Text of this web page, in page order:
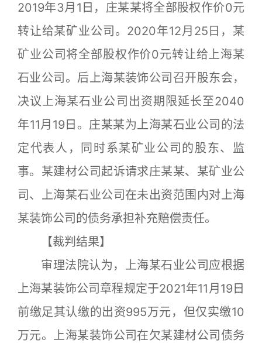
2019年3月1日，庄某某将全部股权作价0元
转让给某矿业公司。2020年12月25日，某
矿业公司将全部股权作价0元转让给上海某
石业公司。后上海某装饰公司召开股东会，
决议上海某石业公司出资期限延长至2040
年11月19日。庄某某为上海某石业公司的法
定代表人，同时系某矿业公司的股东、监
事。某建材公司起诉请求庄某某、某矿业公
司、上海某石业公司在未出资范围内对上海
某装饰公司的债务承担补充赔偿责任。
【裁判结果】
审理法院认为，上海某石业公司应根据
上海某装饰公司章程规定于2021年11月19日
前缴足其认缴的出资995万元，但仅实缴10
万元。上海某装饰公司在欠某建材公司债务